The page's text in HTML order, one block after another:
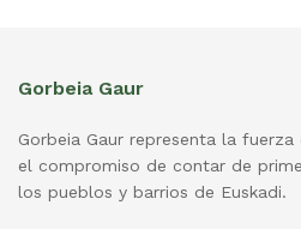
Gorbeia Gaur
Gorbeia Gaur representa la
el compromiso de contar de
los pueblos y barrios de Euskadi.